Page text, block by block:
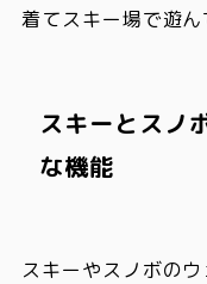
着てスキー場で遊ん
スキーとスノ
な機能
スキーやスノボの